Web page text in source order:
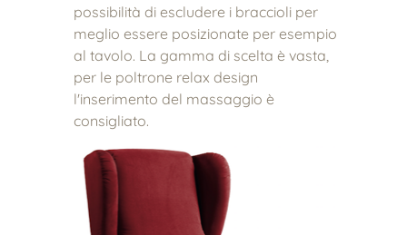
possibilità di escludere i braccioli per
meglio essere posizionate per esempio
al tavolo. La gamma di scelta è vasta,
per le poltrone relax design
l'inserimento del massaggio è
consigliato.